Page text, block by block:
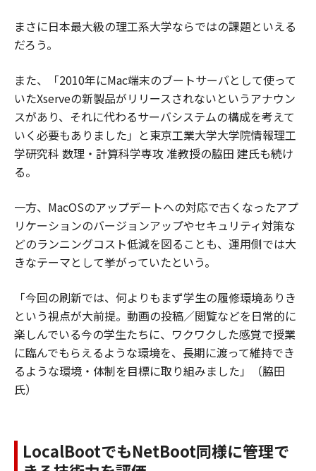
まさに日本最大級の理工系大学ならではの課題といえる
だろう。
また、「2010年にMac端末のブートサーバとして使って
いたXserveの新製品がリリースされないというアナウン
スがあり、それに代わるサーバシステムの構成を考えて
いく必要もありました」と東京工業大学大学院情報理工
学研究科 数理・計算科学専攻 准教授の脇田 建氏も続け
る。
一方、MacOSのアップデートへの対応で古くなったアプ
リケーションのバージョンアップやセキュリティ対策な
どのランニングコスト低減を図ることも、運用側では大
きなテーマとして挙がっていたという。
「今回の刷新では、何よりもまず学生の履修環境ありき
という視点が大前提。動画の投稿／閲覧などを日常的に
楽しんでいる今の学生たちに、ワクワクした感覚で授業
に臨んでもらえるような環境を、長期に渡って維持でき
るような環境・体制を目標に取り組みました」（脇田
氏）
LocalBootでもNetBoot同様に管理で